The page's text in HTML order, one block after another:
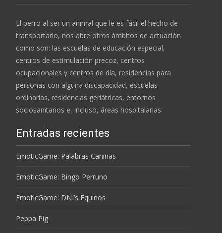
El perro al ser un animal que le es fácil el hecho de
transportarlo, nos abre otros ámbitos de actuación
como son: las escuelas de educación especial,
centros de estimulación precoz, centros
ocupacionales y centros de día, residencias para
personas con alguna discapacidad, escuelas
ordinarias, residencias geriátricas, entornos
sociosanitarios e, incluso, áreas hospitalarias.
Entradas recientes
EmoticGame: Palabras Caninas
EmoticGame: Bingo Perruno
EmoticGame: DNI’s Equinos
Peppa Pig